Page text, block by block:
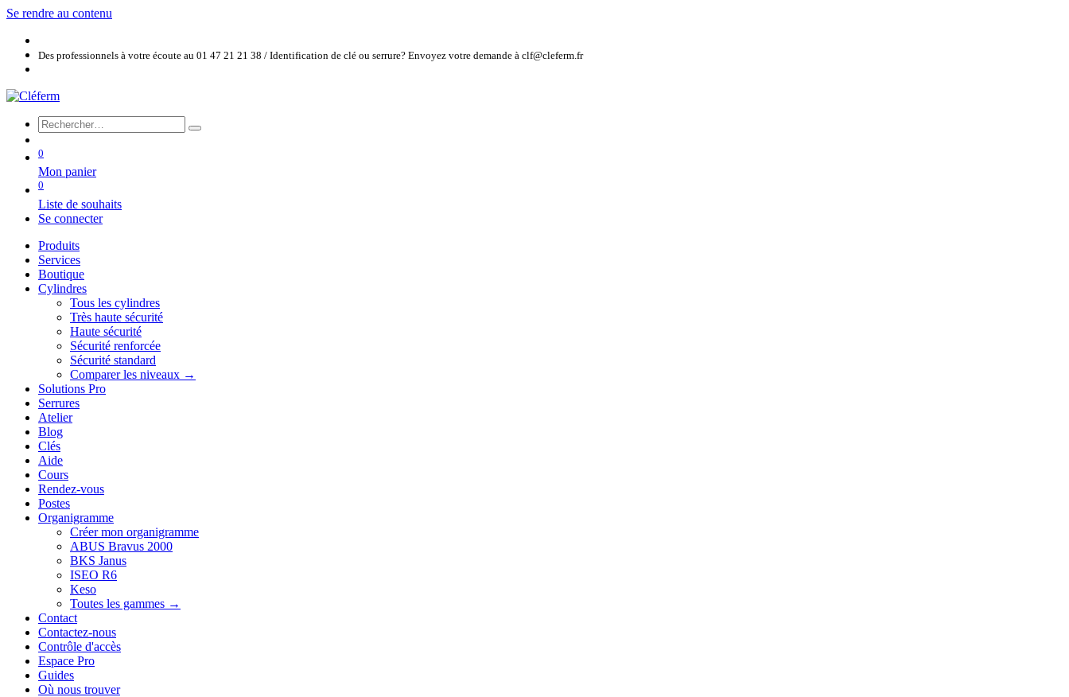
Se rendre au contenu
Des professionnels à votre écoute au 01 47 21 21 38 / Identification de clé ou serrure? Envoyez votre demande à clf@cleferm.fr
0
Mon panier
0
Liste de souhaits
Se connecter
Produits
Services
Boutique
Cylindres
Tous les cylindres
Très haute sécurité
Haute sécurité
Sécurité renforcée
Sécurité standard
Comparer les niveaux →
Solutions Pro
Serrures
Atelier
Blog
Clés
Aide
Cours
Rendez-vous
Postes
Organigramme
Créer mon organigramme
ABUS Bravus 2000
BKS Janus
ISEO R6
Keso
Toutes les gammes →
Contact
Contactez-nous
Contrôle d'accès
Espace Pro
Guides
Où nous trouver